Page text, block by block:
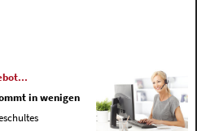
in wenigen